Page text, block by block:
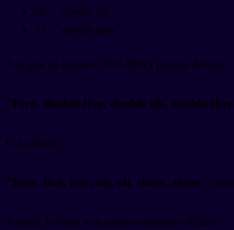
00 = "double oh"
33 = "double three"
Así que el número 555-0033 podría decirse:
"Five, double five, double oh, double
O también:
"Five, five, five, oh, oh, three, three"
Ambas formas son perfectamente válidas.